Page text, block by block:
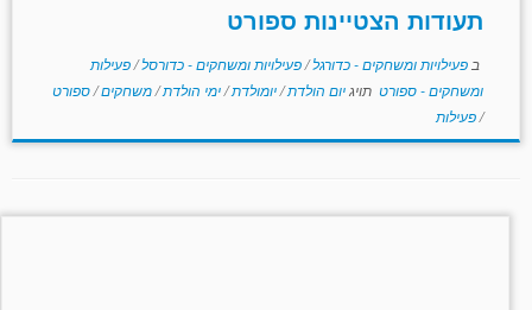
תעודות הצטיינות ספורט
ב פעילויות ומשחקים - כדורגל/פעילויות ומשחקים - כדורסל/פעילות
ומשחקים - ספורט תויגיום הולדת/יומולדת/ימי הולדת/משחקים/ספורט
/פעילות